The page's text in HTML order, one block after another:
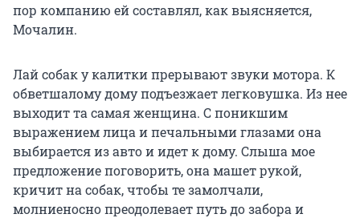
пор компанию ей составлял, как выясняется,
Мочалин.
Лай собак у калитки прерывают звуки мотора. К
обветшалому дому подъезжает легковушка. Из нее
выходит та самая женщина. С поникшим
выражением лица и печальными глазами она
выбирается из авто и идет к дому. Слыша мое
предложение поговорить, она машет рукой,
кричит на собак, чтобы те замолчали,
молниеносно преодолевает путь до забора и